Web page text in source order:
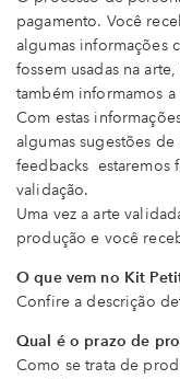
pagamento. Você
algumas informações
fossem usadas na
também informamos
Com estas
algumas sugestões
feedbacks estaremos
validação.
Uma vez a arte
produção e você
O que vem no Kit
Confire a descrição
Qual é o prazo de
Como se trata de